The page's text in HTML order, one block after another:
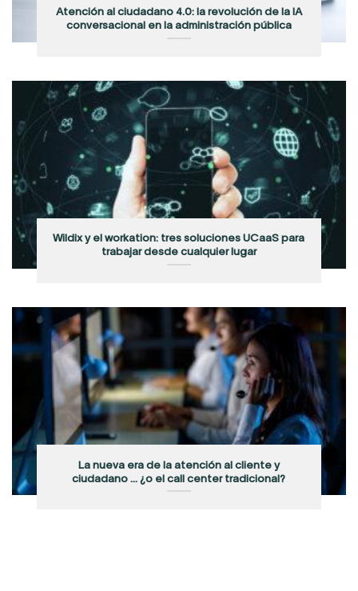
Atención al ciudadano 4.0: la revolución de la IA
conversacional en la administración pública
Wildix y el workation: tres soluciones UCaaS para
trabajar desde cualquier lugar
La nueva era de la atención al cliente y
ciudadano … ¿o el call center tradicional?